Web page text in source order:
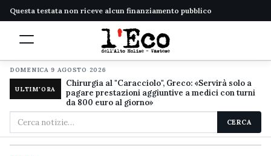
Questa testata non riceve alcun finanziamento pubblico
DOMENICA 9 AGOSTO 2026
ULTIM'ORA
Chirurgia al "Caracciolo", Greco: «Servirà solo a
pagare prestazioni aggiuntive a medici con turni
da 800 euro al giorno»
Cerca
nel
sito
CERCA